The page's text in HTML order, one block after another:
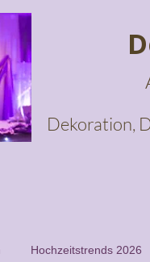
Dekoration,
Hochzeitstrends 2026